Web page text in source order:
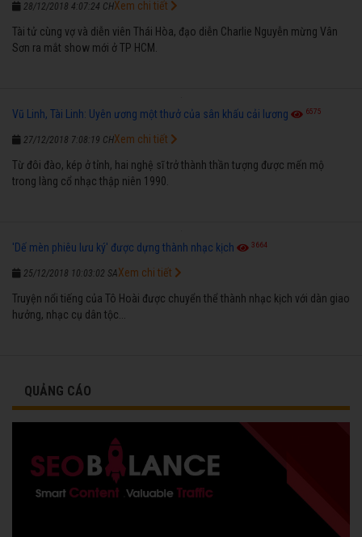
28/12/2018 4:07:24 CH
Tài tử cùng vợ và diễn viên Thái Hòa, đạo diễn Charlie Nguyễn mừng Vân
Sơn ra mắt show mới ở TP HCM.
Xem chi tiết
Vũ Linh, Tài Linh: Uyên ương một thưở của sân khấu cải lương 6575
27/12/2018 7:08:19 CH
Từ đôi đào, kép ở tỉnh, hai nghệ sĩ trở thành thần tượng được mến mộ
trong làng cổ nhạc thập niên 1990.
Xem chi tiết
'Dế mèn phiêu lưu ký' được dựng thành nhạc kịch 3664
25/12/2018 10:03:02 SA
Truyện nổi tiếng của Tô Hoài được chuyển thể thành nhạc kịch với dàn giao
hưởng, nhạc cụ dân tộc...
Xem chi tiết
QUẢNG CÁO